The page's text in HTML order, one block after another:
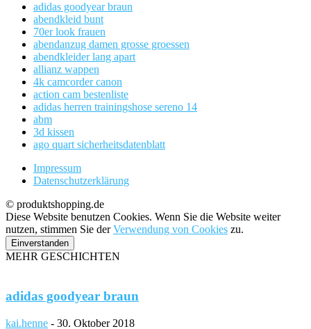
adidas goodyear braun
abendkleid bunt
70er look frauen
abendanzug damen grosse groessen
abendkleider lang apart
allianz wappen
4k camcorder canon
action cam bestenliste
adidas herren trainingshose sereno 14
abm
3d kissen
ago quart sicherheitsdatenblatt
Impressum
Datenschutzerklärung
© produktshopping.de
Diese Website benutzen Cookies. Wenn Sie die Website weiter
nutzen, stimmen Sie derVerwendung von Cookies zu.
Einverstanden
MEHR GESCHICHTEN
adidas goodyear braun
kai.henne - 30. Oktober 2018